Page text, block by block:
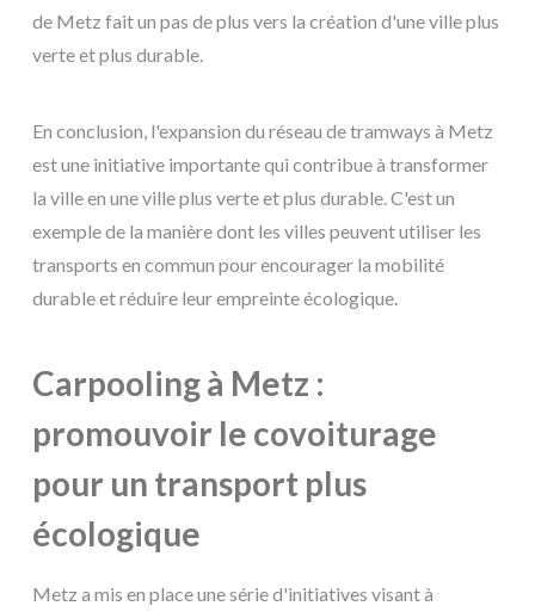
de Metz fait un pas de plus vers la création d'une ville plus
verte et plus durable.
En conclusion, l'expansion du réseau de tramways à Metz
est une initiative importante qui contribue à transformer
la ville en une ville plus verte et plus durable. C'est un
exemple de la manière dont les villes peuvent utiliser les
transports en commun pour encourager la mobilité
durable et réduire leur empreinte écologique.
Carpooling à Metz :
promouvoir le covoiturage
pour un transport plus
écologique
Metz a mis en place une série d'initiatives visant à